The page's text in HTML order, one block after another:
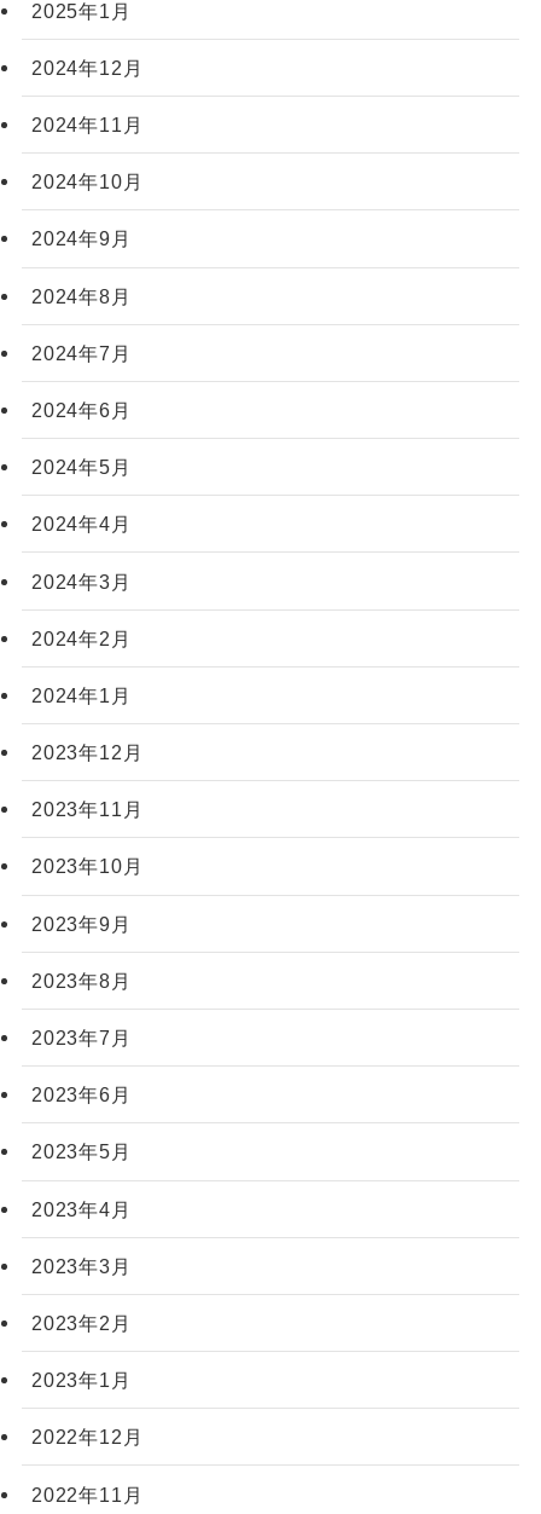
2025年1月
2024年12月
2024年11月
2024年10月
2024年9月
2024年8月
2024年7月
2024年6月
2024年5月
2024年4月
2024年3月
2024年2月
2024年1月
2023年12月
2023年11月
2023年10月
2023年9月
2023年8月
2023年7月
2023年6月
2023年5月
2023年4月
2023年3月
2023年2月
2023年1月
2022年12月
2022年11月